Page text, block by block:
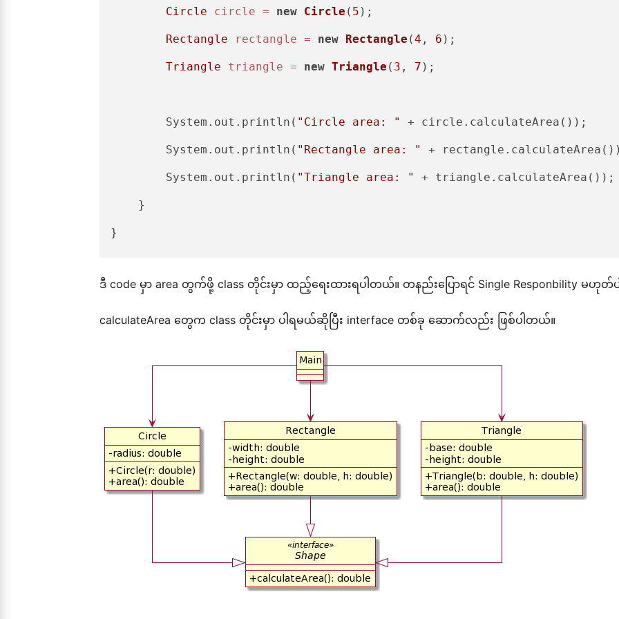
Circle circle = new Circle ( 5 );
Rectangle rectangle = new Rectangle (4 , 6 );
Triangle triangle = new Triangle ( 3 , 7 );
        System.out.println(
"Circle area: " + circle.calculateArea());
        System.out.println(
"Rectangle area: " +
        System.out.println(
"Triangle area: " + triangle.calculateArea());
    }
ဒီ code မှာ area တွက်ဖို့ class တိုင်းမှာ ထည့်ရေးထားရပါတယ်။ တနည်းပြောရင် Single Responbility မဟုတ်ပ
calculateArea တွေက class တိုင်းမှာ ပါရမယ်ဆိုပြီး interface တစ်ခု ဆောက်လည်း ဖြစ်ပါတယ်။